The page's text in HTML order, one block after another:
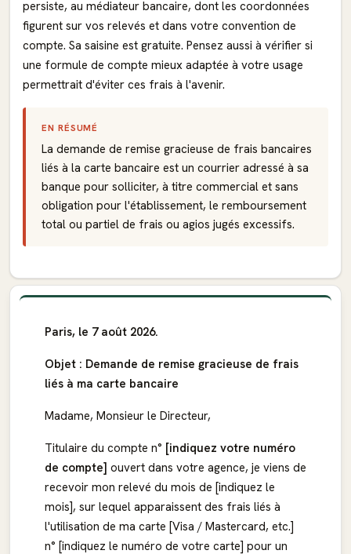
persiste, au médiateur bancaire, dont les coordonnées
figurent sur vos relevés et dans votre convention de
compte. Sa saisine est gratuite. Pensez aussi à vérifier si
une formule de compte mieux adaptée à votre usage
permettrait d'éviter ces frais à l'avenir.
EN RÉSUMÉ
La demande de remise gracieuse de frais bancaires
liés à la carte bancaire est un courrier adressé à sa
banque pour solliciter, à titre commercial et sans
obligation pour l'établissement, le remboursement
total ou partiel de frais ou agios jugés excessifs.
Paris, le 7 août 2026.
Objet : Demande de remise gracieuse de frais
liés à ma carte bancaire
Madame, Monsieur le Directeur,
Titulaire du compte n° [indiquez votre numéro
de compte] ouvert dans votre agence, je viens de
recevoir mon relevé du mois de [indiquez le
mois], sur lequel apparaissent des frais liés à
l'utilisation de ma carte [Visa / Mastercard, etc.]
n° [indiquez le numéro de votre carte] pour un